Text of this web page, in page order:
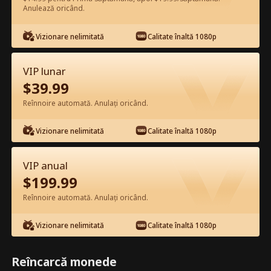
Vizionează gratuit în Aplicație
Episodul 21 - Valentinea doamnei șef
în orașul mic Film complet
0-49 50-61
21 22 23 24 25
Anulează oricând.
Vizionare nelimitată Calitate înaltă 1080p
VIP lunar
$39.99
Reînnoire automată. Anulați oricând.
Vizionare nelimitată Calitate înaltă 1080p
VIP anual
$199.99
Reînnoire automată. Anulați oricând.
Vizionare nelimitată Calitate înaltă 1080p
Reîncarcă monede